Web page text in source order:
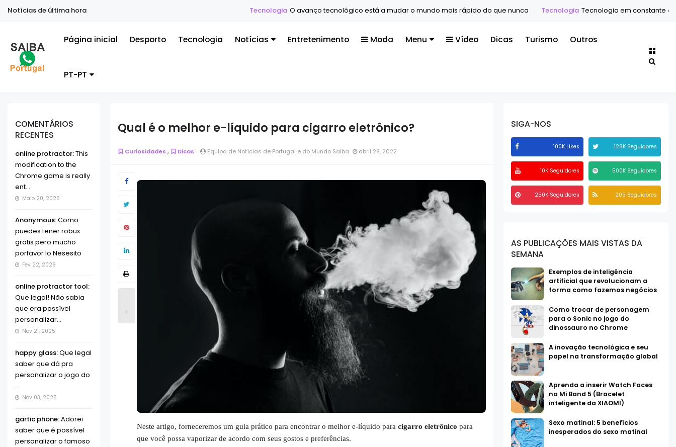
O avanço tecnológico está a mudar o mundo mais rápido do que nunca Tecnologia Tecnologia em constante evolução: O
Notícias de última hora
Página inicial Desporto Tecnologia Notícias Entretenimento Moda Menu Vídeo Dicas Turismo Outros
PT-PT
COMENTÁRIOS
RECENTES
online protractor:This
modification to the
Chrome game is really
ent...
Maio 20, 2026
Anonymous:Como
puedes tener robux
gratis pero mucho
porfavor lo Nesesito
Fev 22, 2026
online protractor tool:
Que legal! Não sabia
que era possível
personalizar...
Nov 21, 2025
happy glass:Que legal
saber que dá pra
personalizar o jogo do
...
Nov 03, 2025
gartic phone:Adorei
saber que é possível
personalizar o famoso
Qual é o melhor e-líquido para cigarro eletrônico?
Curiosidades , Dicas Equipa de Notícias de Portugal e do Mundo Saiba abril 28, 2022
-
+
Neste artigo, forneceremos um guia prático para encontrar o melhor e-líquido para cigarro eletrônico para
que você possa vaporizar de acordo com seus gostos e preferências.
SIGA-NOS
100K Likes 128K Seguidores
10K Seguidores 500K Seguidores
250K Seguidores 205 Seguidores
AS PUBLICAÇÕES MAIS VISTAS DA
SEMANA
Exemplos de inteligência
artificial que revolucionam a
forma como fazemos negócios
Como trocar de personagem
para o Sonic no jogo do
dinossauro no Chrome
A inovação tecnológica e seu
papel na transformação global
Aprenda a inserir Watch Faces
na Mi Band 5 (Bracelet
inteligente da XIAOMI)
Sexo matinal: 5 benefícios
inesperados do sexo matinal